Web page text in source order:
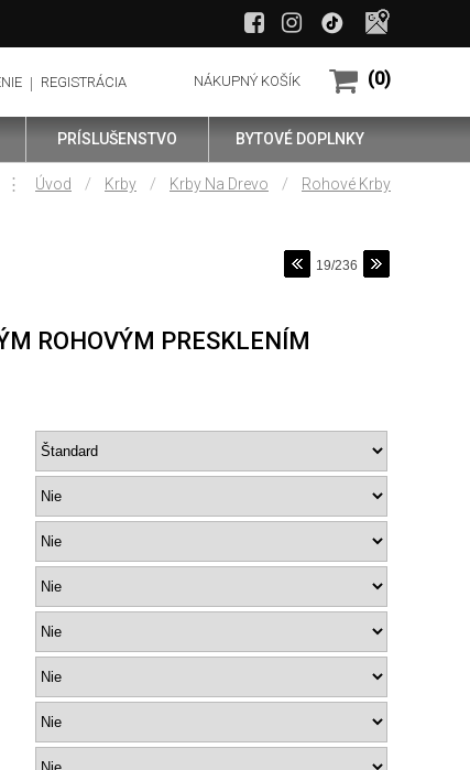
PRÍSLUŠENSTVO BYTOVÉ DOPLNKY
REGISTRÁCIA NÁKUPNÝ KOŠÍK (0)
⋮ Úvod / Krby / Krby Na Drevo / Rohové Krby
19/236
ROHOVÝM PRESKLENÍM